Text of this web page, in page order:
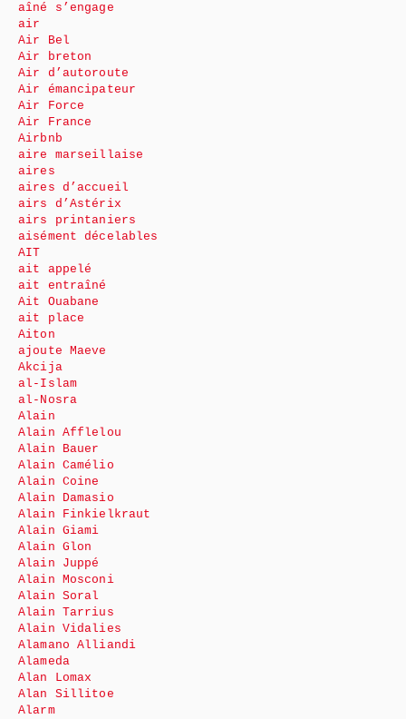
aîné s’engage
air
Air Bel
Air breton
Air d’autoroute
Air émancipateur
Air Force
Air France
Airbnb
aire marseillaise
aires
aires d’accueil
airs d’Astérix
airs printaniers
aisément décelables
AIT
ait appelé
ait entraîné
Ait Ouabane
ait place
Aiton
ajoute Maeve
Akcija
al-Islam
al-Nosra
Alain
Alain Afflelou
Alain Bauer
Alain Camélio
Alain Coine
Alain Damasio
Alain Finkielkraut
Alain Giami
Alain Glon
Alain Juppé
Alain Mosconi
Alain Soral
Alain Tarrius
Alain Vidalies
Alamano Alliandi
Alameda
Alan Lomax
Alan Sillitoe
Alarm